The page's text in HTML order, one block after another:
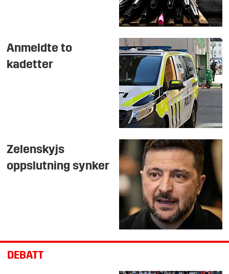
Anmeldte to
kadetter
Zelenskyjs
oppslutning synker
DEBATT